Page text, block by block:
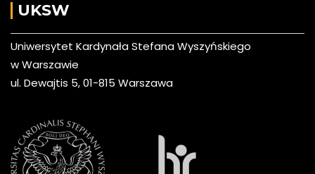
UKSW
Uniwersytet Kardynała Stefana Wyszyńskiego
w Warszawie
ul. Dewajtis 5, 01-815 Warszawa